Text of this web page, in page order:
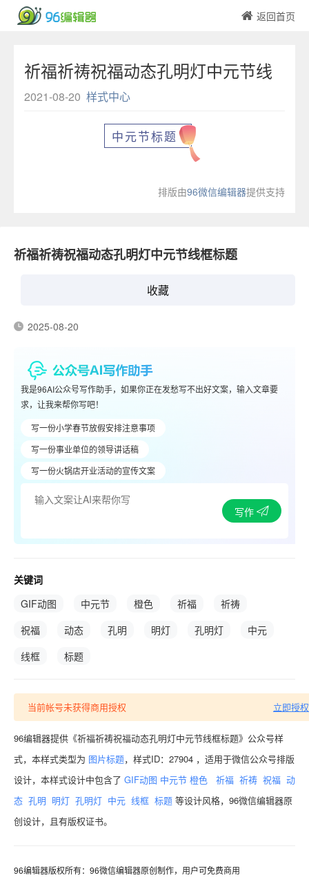
返回首页
祈福祈祷祝福动态孔明灯中元节线
框标题
2021-08-20 样式中心
中元节标题
排版由96微信编辑器提供支持
祈福祈祷祝福动态孔明灯中元节线框标题
收藏
2025-08-20
我是96AI公众号写作助手，如果你正在发愁写不出好文案，输入文章要
求，让我来帮你写吧！
写一份小学春节放假安排注意事项
写一份事业单位的领导讲话稿
写一份火锅店开业活动的宣传文案
写作
关键词
GIF动图
中元节 橙色 祈福
祈祷
祝福
动态 孔明 明灯 孔明灯
中元
线框
标题
当前帐号未获得商用授权 立即授权
96编辑器提供《祈福祈祷祝福动态孔明灯中元节线框标题》公众号样
式，本样式类型为 图片标题，样式ID：27904 ，适用于微信公众号排版
设计，本样式设计中包含了 GIF动图 中元节 橙色 祈福 祈祷 祝福 动
态 孔明 明灯 孔明灯 中元 线框 标题 等设计风格，96微信编辑器原
创设计，且有版权证书。
96编辑器版权所有：96微信编辑器原创制作，用户可免费商用